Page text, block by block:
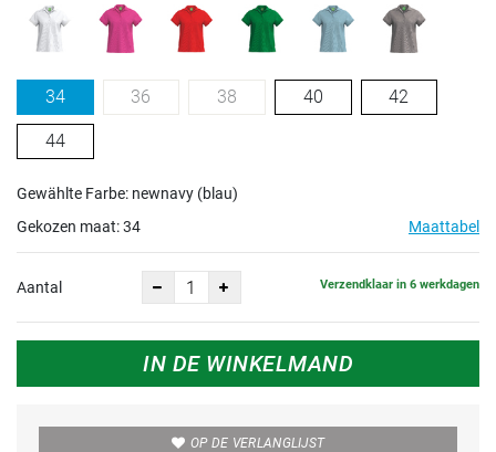
34 36 38 40 42
44
Gewählte Farbe: newnavy (blau)
Gekozen maat:34 Maattabel
Aantal Verzendklaar in 6 werkdagen
IN DE WINKELMAND
OP DE VERLANGLIJST